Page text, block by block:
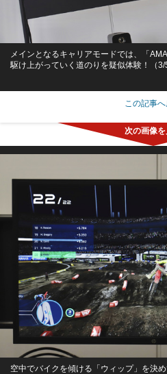
メインとなるキャリアモードでは、「
駆け上がっていく道のりを疑似体験！（3/
この記事
空中でバイクを傾ける「ウィップ」を決